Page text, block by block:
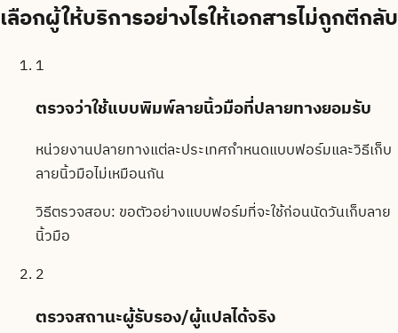
เลือกผู้ให้บริการอย่างไรให้เอกสารไม่ถูกตีกลับ
1
ตรวจว่าใช้แบบพิมพ์ลายนิ้วมือที่ปลายทางยอมรับ
หน่วยงานปลายทางแต่ละประเทศกำหนดแบบฟอร์มและวิธีเก็บ
ลายนิ้วมือไม่เหมือนกัน
วิธีตรวจสอบ: ขอตัวอย่างแบบฟอร์มที่จะใช้ก่อนนัดวันเก็บลาย
นิ้วมือ
2
ตรวจสถานะผู้รับรอง/ผู้แปลได้จริง